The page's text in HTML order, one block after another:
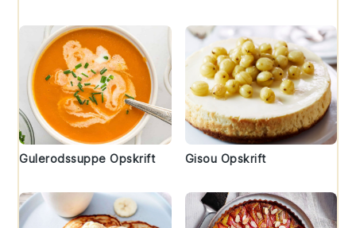
Gulerodssuppe Opskrift Gisou Opskrift